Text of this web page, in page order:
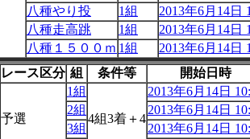
八種やり投 1組
2013年6月14日
八種走高跳 1組
2013年6月14日
八種１５００ｍ 1組
2013年6月14日
レース区分 組 条件等
開始日時
予選
1組
4組3着＋4
2013年6月14日
2組
2013年6月14日
3組
2013年6月14日